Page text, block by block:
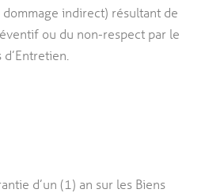
indirect) résultant de
ou du non-respect par le
d’un (1) an sur les Biens